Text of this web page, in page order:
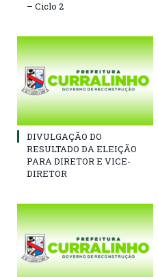
– Ciclo 2
DIVULGAÇÃO DO
RESULTADO DA ELEIÇÃO
PARA DIRETOR E VICE-
DIRETOR